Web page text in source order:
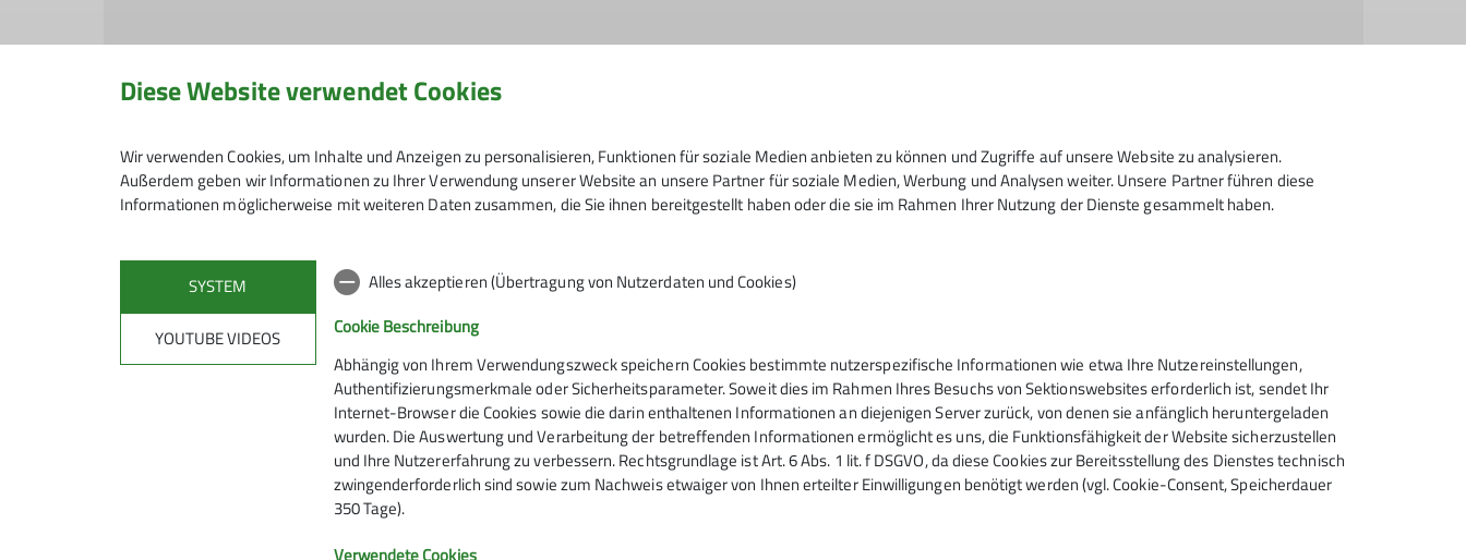
Hiermit bestätige ich die Kenntnisnahme der Datenschutzerklärung *
Hiermit erkläre ich mich einverstanden, dass meine in das Kontaktformular eingegebenen Daten elektronisch gesichert und zum Zweck der
Kontaktaufnahme verarbeitet und genutzt werden. Mir ist bekannt, dass ich meine Einwilligung jederzeit wiederrufen kann. *
Mit (*) markierte Felder sind Pflichtfelder
Absenden
Service
Diese Website verwendet Cookies
Wir verwenden Cookies, um Inhalte und Anzeigen zu personalisieren, Funktionen für soziale Medien anbieten zu können und Zugriffe auf unsere Website zu analysieren.
Außerdem geben wir Informationen zu Ihrer Verwendung unserer Website an unsere Partner für soziale Medien, Werbung und Analysen weiter. Unsere Partner führen diese
Informationen möglicherweise mit weiteren Daten zusammen, die Sie ihnen bereitgestellt haben oder die sie im Rahmen Ihrer Nutzung der Dienste gesammelt haben.
SYSTEM
YOUTUBE VIDEOS
Alles akzeptieren (Übertragung von Nutzerdaten und Cookies)
Cookie Beschreibung
Abhängig von Ihrem Verwendungszweck speichern Cookies bestimmte nutzerspezifische Informationen wie etwa Ihre Nutzereinstellungen,
Authentifizierungsmerkmale oder Sicherheitsparameter. Soweit dies im Rahmen Ihres Besuchs von Sektionswebsites erforderlich ist, sendet Ihr
Internet-Browser die Cookies sowie die darin enthaltenen Informationen an diejenigen Server zurück, von denen sie anfänglich heruntergeladen
wurden. Die Auswertung und Verarbeitung der betreffenden Informationen ermöglicht es uns, die Funktionsfähigkeit der Website sicherzustellen
und Ihre Nutzererfahrung zu verbessern. Rechtsgrundlage ist Art. 6 Abs. 1 lit. f DSGVO, da diese Cookies zur Bereitsstellung des Dienstes technisch
zwingenderforderlich sind sowie zum Nachweis etwaiger von Ihnen erteilter Einwilligungen benötigt werden (vgl. Cookie-Consent, Speicherdauer
350 Tage).